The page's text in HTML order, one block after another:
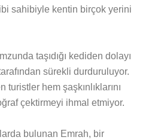
sahibiyle kentin birçok yerini
taşıdığı kediden dolayı
sürekli durduruluyor.
hem şaşkınlıklarını
çektirmeyi ihmal etmiyor.
bulunan Emrah, bir